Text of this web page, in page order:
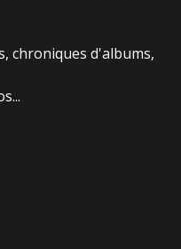
chroniques d'albums,